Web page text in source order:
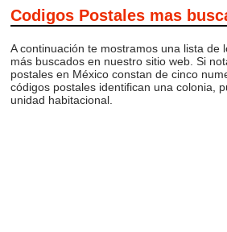
Codigos Postales mas
A continuación te mostramos una lista de
más buscados en nuestro sitio web. Si
postales en México constan de cinco
códigos postales identifican una colonia,
unidad habitacional.